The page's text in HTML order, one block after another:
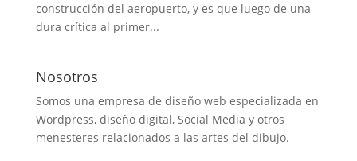
construcción del aeropuerto, y es que luego de una
dura crítica al primer...
Nosotros
Somos una empresa de diseño web especializada en
Wordpress, diseño digital, Social Media y otros
menesteres relacionados a las artes del dibujo.